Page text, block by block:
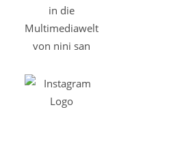
in die
Multimediawelt
von nini san